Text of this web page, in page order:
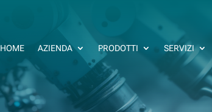
HOME AZIENDA PRODOTTI SERVIZI